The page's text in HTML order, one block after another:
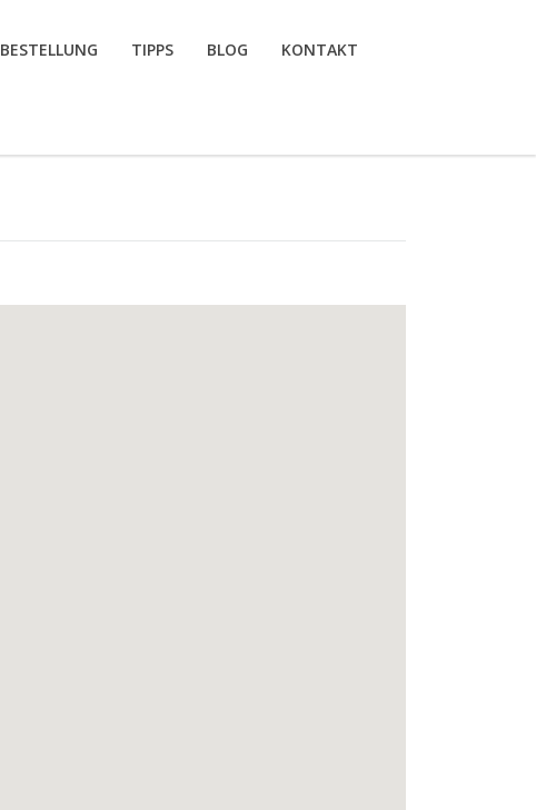
BESTELLUNG TIPPS BLOG KONTAKT